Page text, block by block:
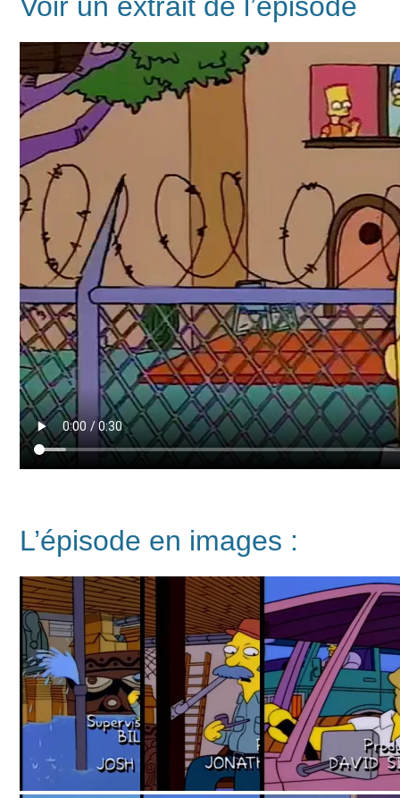
L’épisode en images :